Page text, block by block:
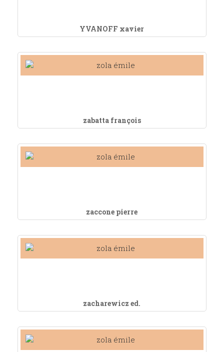
YVANOFF xavier
zabatta françois
zaccone pierre
zacharewicz ed.